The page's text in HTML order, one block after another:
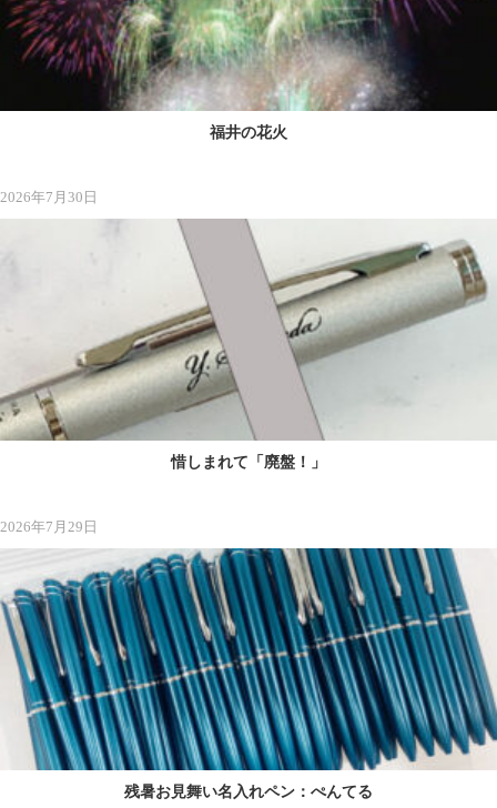
福井の花火
惜しまれて「廃盤！」
2026年7月30日
残暑お見舞い名入れペン：ぺんてる
2026年7月29日